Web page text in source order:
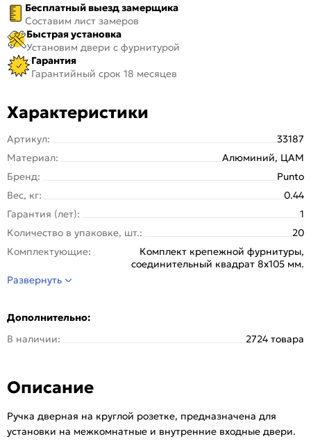
Бесплатный выезд замерщика
Составим лист замеров
Быстрая установка
Установим двери с фурнитурой
Гарантия
Гарантийный срок 18 месяцев
Характеристики
Артикул:
33187
Материал:
Алюминий, ЦАМ
Бренд:
Punto
Вес, кг:
0.44
Гарантия (лет):
1
Количество в упаковке, шт.:
20
Комплектующие:
Комплект крепежной фурнитуры,
соединительный квадрат 8x105 мм.
Отделка:
Стиль:
Страна происхождения:
Китай
Тип упаковки:
Цвет:
Развернуть
Дополнительно:
В наличии:
2724 товара
Описание
Ручка дверная на круглой розетке, предназначена для
установки на межкомнатные и внутренние входные двери.